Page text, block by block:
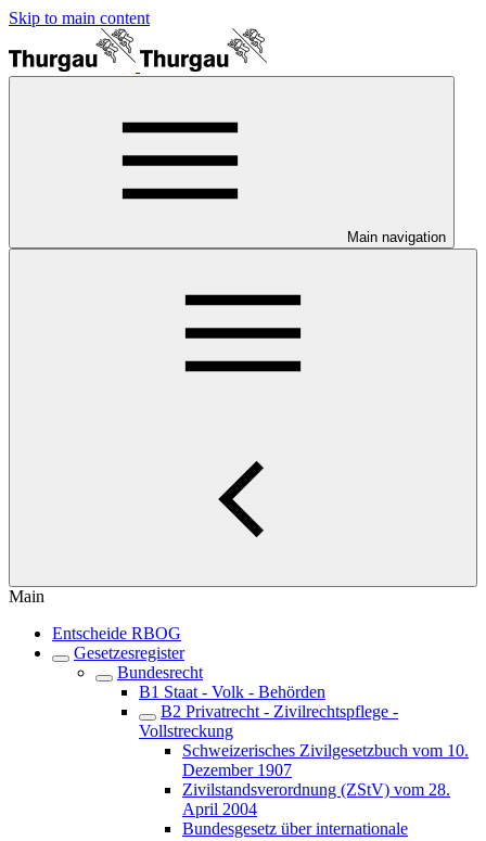
Skip to main content
Main navigation
Main
Entscheide RBOG
Gesetzesregister
Bundesrecht
B1 Staat - Volk - Behörden
B2 Privatrecht - Zivilrechtspflege -
Vollstreckung
Schweizerisches Zivilgesetzbuch vom 10.
Dezember 1907
Zivilstandsverordnung (ZStV) vom 28.
April 2004
Bundesgesetz über internationale